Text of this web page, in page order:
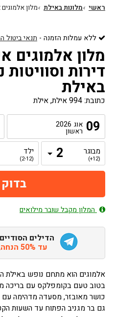
ראשי ›מלונות באילת ›מלון
ללא עמלות הזמנה - תנאי ביטול
מלון אלמוגים
דירות
באילת
כתובת: 994 אילת, אילת
09 אוג 2026
ראשון
מבוגר
(12+)
ילד
(2-12)
המלון מקבל שובר מילואים
הדילים
עד 50% הנחה
אלמוגים הוא מתחם נופש באילת
בטוב טעם בקומפלקס עם בריכה
כושר מאובזר, מסעדה מדהימה
גם בר מגניב הפתוח עד השעות